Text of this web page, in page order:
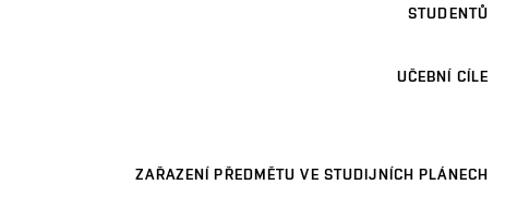
STUDENTŮ
UČEBNÍ CÍLE
ZAŘAZENÍ PŘEDMĚTU VE STUDIJNÍCH PLÁNECH